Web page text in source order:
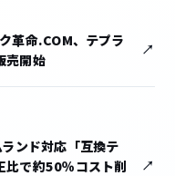
革命.COM、テプラ
売開始
ンド対応「互換テ
比で約50％コスト削